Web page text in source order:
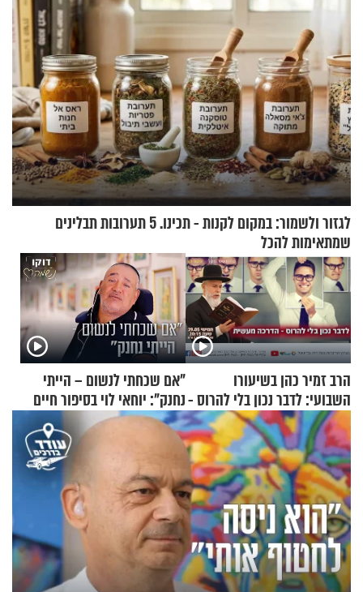
לגזור ולשמור: במקום לקנות - תכינו. 5 תערובות תבלינים
שמתאימות להכל
הרב זמיר כהן בשיעורו
השבועי: לדבר נכון בלי להרוס -
הדרכה מעשית
"אם שכחתי לנשום – הייתי
נחנק": יוחאי לוי בסיפור חיים
מעורר השראה